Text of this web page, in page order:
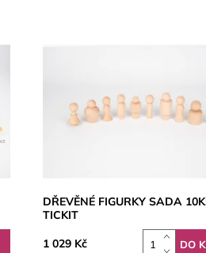
DŘEVĚNÉ FIGURKY SADA
TICKIT
1 029 Kč